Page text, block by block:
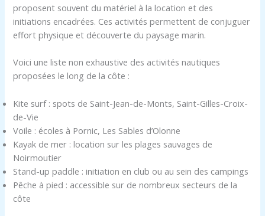
proposent souvent du matériel à la location et des
initiations encadrées. Ces activités permettent de conjuguer
effort physique et découverte du paysage marin.
Voici une liste non exhaustive des activités nautiques
proposées le long de la côte :
Kite surf : spots de Saint-Jean-de-Monts, Saint-Gilles-Croix-
de-Vie
Voile : écoles à Pornic, Les Sables d’Olonne
Kayak de mer : location sur les plages sauvages de
Noirmoutier
Stand-up paddle : initiation en club ou au sein des campings
Pêche à pied : accessible sur de nombreux secteurs de la
côte